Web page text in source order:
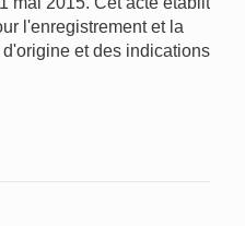
l'enregistrement et la
et des indications